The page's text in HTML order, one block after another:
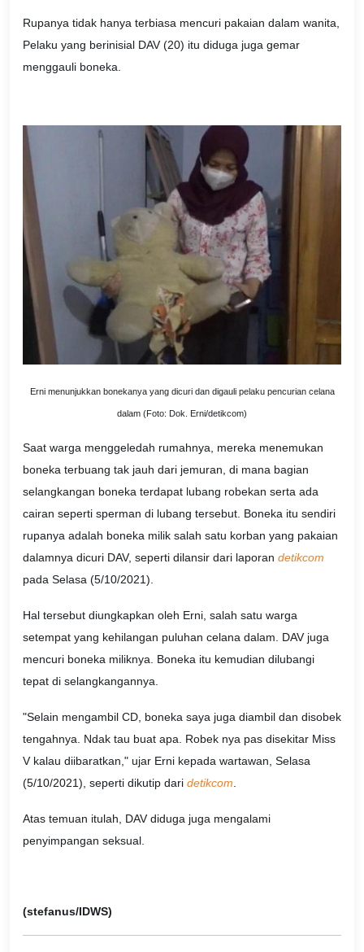
Rupanya tidak hanya terbiasa mencuri pakaian dalam wanita,
Pelaku yang berinisial DAV (20) itu diduga juga gemar
menggauli boneka.
Erni menunjukkan bonekanya yang dicuri dan digauli pelaku pencurian celana
dalam (Foto: Dok. Erni/detikcom)
Saat warga menggeledah rumahnya, mereka menemukan
boneka terbuang tak jauh dari jemuran, di mana bagian
selangkangan boneka terdapat lubang robekan serta ada
cairan seperti sperman di lubang tersebut. Boneka itu sendiri
rupanya adalah boneka milik salah satu korban yang pakaian
dalamnya dicuri DAV, seperti dilansir dari laporan detikcom
pada Selasa (5/10/2021).
Hal tersebut diungkapkan oleh Erni, salah satu warga
setempat yang kehilangan puluhan celana dalam. DAV juga
mencuri boneka miliknya. Boneka itu kemudian dilubangi
tepat di selangkangannya.
"Selain mengambil CD, boneka saya juga diambil dan disobek
tengahnya. Ndak tau buat apa. Robek nya pas disekitar Miss
V kalau diibaratkan," ujar Erni kepada wartawan, Selasa
(5/10/2021), seperti dikutip dari detikcom
Atas temuan itulah, DAV diduga juga mengalami
penyimpangan seksual.
(stefanus/IDWS)